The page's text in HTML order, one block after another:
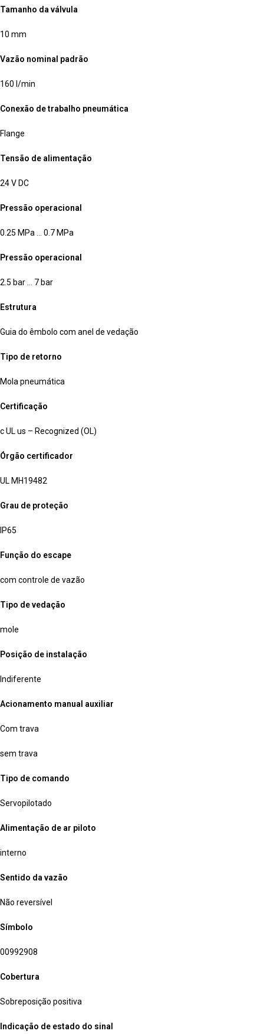
Tamanho da válvula
10 mm
Vazão nominal padrão
160 l/min
Conexão de trabalho pneumática
Flange
Tensão de alimentação
24 V DC
Pressão operacional
0.25 MPa … 0.7 MPa
Pressão operacional
2.5 bar … 7 bar
Estrutura
Guia do êmbolo com anel de vedação
Tipo de retorno
Mola pneumática
Certificação
c UL us – Recognized (OL)
Órgão certificador
UL MH19482
Grau de proteção
IP65
Função do escape
com controle de vazão
Tipo de vedação
mole
Posição de instalação
Indiferente
Acionamento manual auxiliar
Com trava
sem trava
Tipo de comando
Servopilotado
Alimentação de ar piloto
interno
Sentido da vazão
Não reversível
Símbolo
00992908
Cobertura
Sobreposição positiva
Indicação de estado do sinal